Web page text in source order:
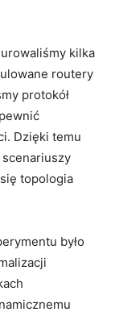
kilka
‍routery‌
protokół​
⁤Dzięki temu
topologia
było